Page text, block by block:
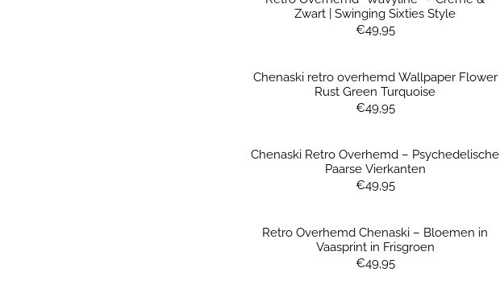
Zwart | Swinging Sixties Style
Prijs: 49,95
€49,95
Chenaski retro overhemd Wallpaper Flower
Rust Green Turquoise
Prijs: 49,95
€49,95
Chenaski Retro Overhemd – Psychedelische
Paarse Vierkanten
Prijs: 49,95
€49,95
Retro Overhemd Chenaski – Bloemen in
Vaasprint in Frisgroen
Prijs: 49,95
€49,95